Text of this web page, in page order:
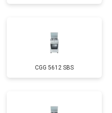
CGG 5612 SBS